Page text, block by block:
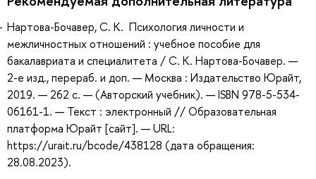
Нартова-Бочавер, С. К. Психология личности и
межличностных отношений : учебное пособие для
бакалавриата и специалитета / С. К. Нартова-Бочавер. —
2-е изд., перераб. и доп. — Москва : Издательство Юрайт,
2019. — 262 с. — (Авторский учебник). — ISBN 978-5-534-
06161-1. — Текст : электронный // Образовательная
платформа Юрайт [сайт]. — URL:
https://urait.ru/bcode/438128 (дата обращения:
28.08.2023).